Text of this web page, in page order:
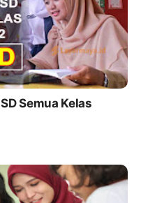
Semua Kelas